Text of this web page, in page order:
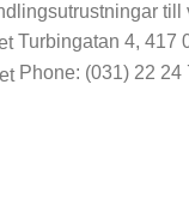
till
Turbingatan 4, 417
Phone: (031) 22 24